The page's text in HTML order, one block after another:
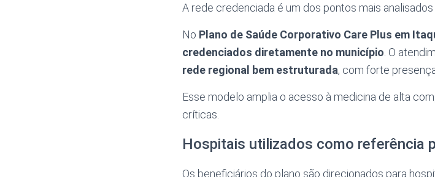
A rede credenciada é um dos pontos mais analisados
No Plano de Saúde Corporativo Care Plus em
credenciados diretamente no município . O
rede regional bem estruturada, com forte
Esse modelo amplia o acesso à medicina de alta
críticas.
Hospitais utilizados como referência
Os beneficiários do plano são direcionados para